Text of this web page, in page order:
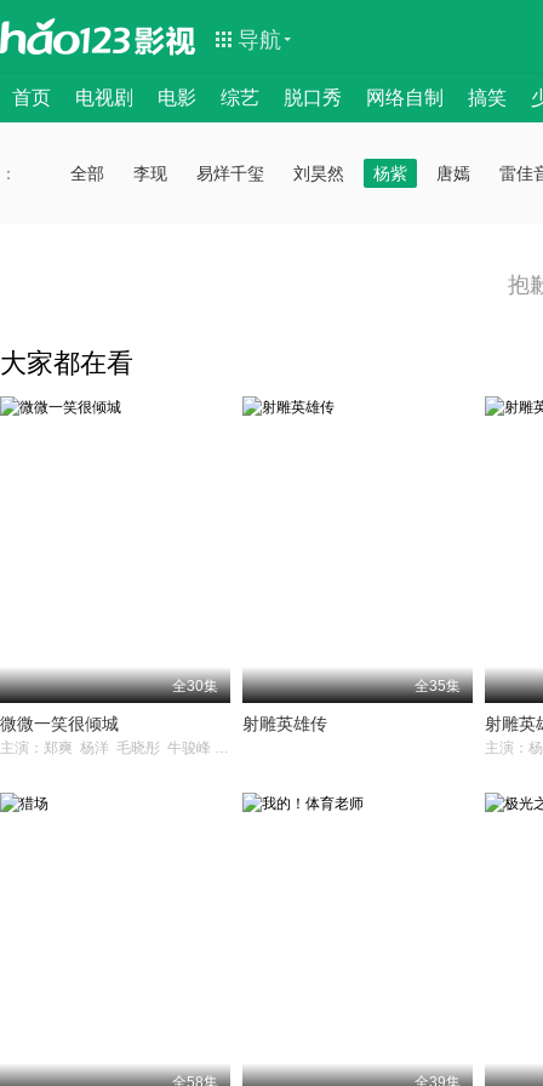
导航
首页 电视剧 电影 综艺 脱口秀 网络自制 搞笑
：： 全部 李现 易烊千玺 刘昊然 杨紫 唐嫣 雷佳
抱
大家都在看
全30集
微微一笑很倾城
主演：郑爽 杨洋 毛晓彤 牛骏峰 崔航
全35集
射雕英雄传 射雕英
全58集 全39集